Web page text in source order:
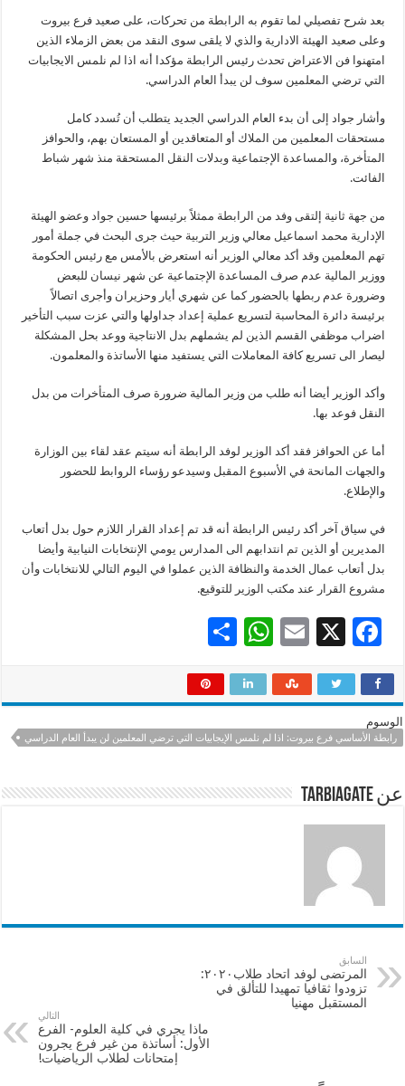
بعد شرح تفصيلي لما تقوم به الرابطة من تحركات، على صعيد فرع بيروت
وعلى صعيد الهيئة الادارية والذي لا يلقى سوى النقد من بعض الزملاء الذين
امتهنوا فن الاعتراض تحدث رئيس الرابطة مؤكدا أنه اذا لم نلمس الايجابيات
التي ترضي المعلمين سوف لن يبدأ العام الدراسي.
وأشار جواد إلى أن بدء العام الدراسي الجديد يتطلب أن تُسدد كامل
مستحقات المعلمين من الملاك أو المتعاقدين أو المستعان بهم، والحوافز
المتأخرة، والمساعدة الإجتماعية وبدلات النقل المستحقة منذ شهر شباط
الفائت.
من جهة ثانية إلتقى وفد من الرابطة ممثلاً برئيسها حسين جواد وعضو الهيئة
الإدارية محمد اسماعيل معالي وزير التربية حيث جرى البحث في جملة أمور
تهم المعلمين وقد أكد معالي الوزير أنه استعرض بالأمس مع رئيس الحكومة
ووزير المالية عدم صرف المساعدة الإجتماعية عن شهر نيسان للبعض
وضرورة عدم ربطها بالحضور كما عن شهري أيار وحزيران وأجرى اتصالاً
برئيسة دائرة المحاسبة لتسريع عملية إعداد جداولها والتي عزت سبب التأخير
اضراب موظفي القسم الذين لم يشملهم بدل الانتاجية ووعد بحل المشكلة
ليصار الى تسريع كافة المعاملات التي يستفيد منها الأساتذة والمعلمون.
وأكد الوزير أيضا أنه طلب من وزير المالية ضرورة صرف المتأخرات من بدل
النقل فوعد بها.
أما عن الحوافز فقد أكد الوزير لوفد الرابطة أنه سيتم عقد لقاء بين الوزارة
والجهات المانحة في الأسبوع المقبل وسيدعو رؤساء الروابط للحضور
والإطلاع.
في سياق آخر أكد رئيس الرابطة أنه قد تم إعداد القرار اللازم حول بدل أتعاب
المديرين أو الذين تم انتدابهم الى المدارس يومي الإنتخابات النيابية وأيضا
بدل أتعاب عمال الخدمة والنظافة الذين عملوا في اليوم التالي للانتخابات وأن
مشروع القرار عند مكتب الوزير للتوقيع.
F
e
o
k
X
E
ai
W
at
p
ar
الوسوم
رابطة الأساسي فرع بيروت: اذا لم نلمس الإيجابيات التي ترضي المعلمين لن يبدأ العام الدراسي
عن tarbiagate
السابق
المرتضى لوفد اتحاد طلاب٢٠٢٠:
تزودوا ثقافيا تمهيدا للتألق في
المستقبل مهنيا
التالي
ماذا يجري في كلية العلوم- الفرع
الأول: أساتذة من غير فرع يجرون
إمتحانات لطلاب الرياضيات!